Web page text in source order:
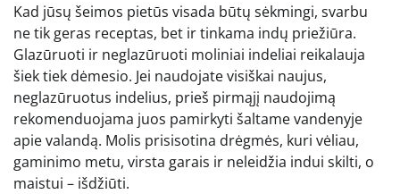
Kad jūsų šeimos pietūs visada būtų sėkmingi, svarbu
ne tik geras receptas, bet ir tinkama indų priežiūra.
Glazūruoti ir neglazūruoti moliniai indeliai reikalauja
šiek tiek dėmesio. Jei naudojate visiškai naujus,
neglazūruotus indelius, prieš pirmąjį naudojimą
rekomenduojama juos pamirkyti šaltame vandenyje
apie valandą. Molis prisisotina drėgmės, kuri vėliau,
gaminimo metu, virsta garais ir neleidžia indui skilti, o
maistui – išdžiūti.